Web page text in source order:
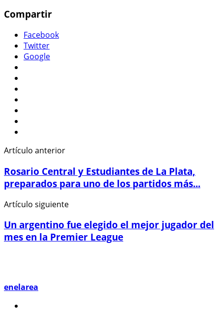
Compartir
Facebook
Twitter
Google
Artículo anterior
Rosario Central y Estudiantes de La Plata,
preparados para uno de los partidos más...
Artículo siguiente
Un argentino fue elegido el mejor jugador del
mes en la Premier League
enelarea